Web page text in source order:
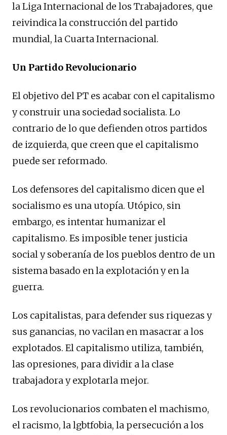
la Liga Internacional de los Trabajadores, que
reivindica la construcción del partido
mundial, la Cuarta Internacional.
Un Partido Revolucionario
El objetivo del PT es acabar con el capitalismo
y construir una sociedad socialista. Lo
contrario de lo que defienden otros partidos
de izquierda, que creen que el capitalismo
puede ser reformado.
Los defensores del capitalismo dicen que el
socialismo es una utopía. Utópico, sin
embargo, es intentar humanizar el
capitalismo. Es imposible tener justicia
social y soberanía de los pueblos dentro de un
sistema basado en la explotación y en la
guerra.
Los capitalistas, para defender sus riquezas y
sus ganancias, no vacilan en masacrar a los
explotados. El capitalismo utiliza, también,
las opresiones, para dividir a la clase
trabajadora y explotarla mejor.
Los revolucionarios combaten el machismo,
el racismo, la lgbtfobia, la persecución a los